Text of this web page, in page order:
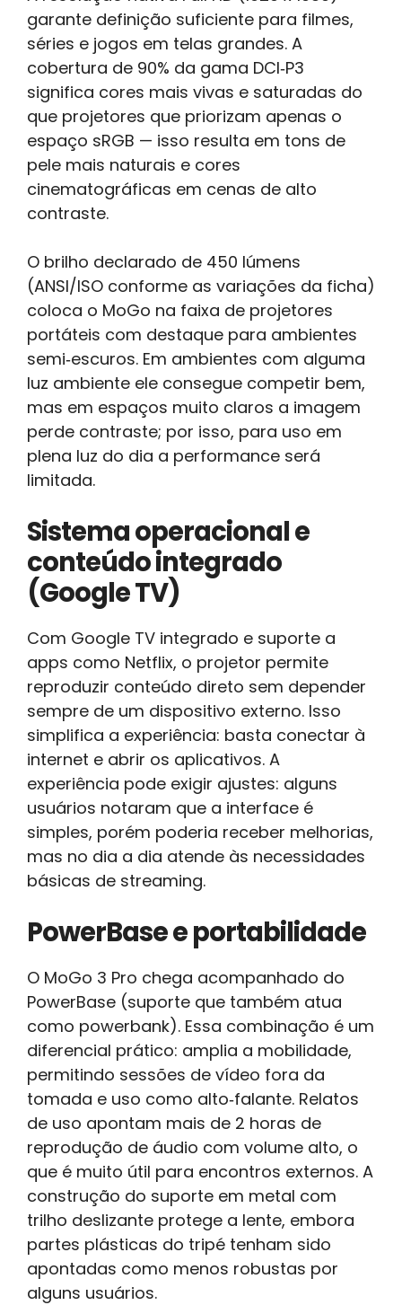
garante definição suficiente para filmes,
séries e jogos em telas grandes. A
cobertura de 90% da gama DCI‑P3
significa cores mais vivas e saturadas do
que projetores que priorizam apenas o
espaço sRGB — isso resulta em tons de
pele mais naturais e cores
cinematográficas em cenas de alto
contraste.
O brilho declarado de 450 lúmens
(ANSI/ISO conforme as variações da ficha)
coloca o MoGo na faixa de projetores
portáteis com destaque para ambientes
semi‑escuros. Em ambientes com alguma
luz ambiente ele consegue competir bem,
mas em espaços muito claros a imagem
perde contraste; por isso, para uso em
plena luz do dia a performance será
limitada.
Sistema operacional e
conteúdo integrado
(Google TV)
Com Google TV integrado e suporte a
apps como Netflix, o projetor permite
reproduzir conteúdo direto sem depender
sempre de um dispositivo externo. Isso
simplifica a experiência: basta conectar à
internet e abrir os aplicativos. A
experiência pode exigir ajustes: alguns
usuários notaram que a interface é
simples, porém poderia receber melhorias,
mas no dia a dia atende às necessidades
básicas de streaming.
PowerBase e portabilidade
O MoGo 3 Pro chega acompanhado do
PowerBase (suporte que também atua
como powerbank). Essa combinação é um
diferencial prático: amplia a mobilidade,
permitindo sessões de vídeo fora da
tomada e uso como alto‑falante. Relatos
de uso apontam mais de 2 horas de
reprodução de áudio com volume alto, o
que é muito útil para encontros externos. A
construção do suporte em metal com
trilho deslizante protege a lente, embora
partes plásticas do tripé tenham sido
apontadas como menos robustas por
alguns usuários.